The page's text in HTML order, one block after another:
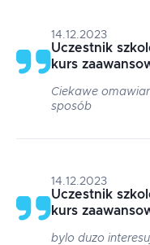
14.12.2023
Uczestnik
kurs
Ciekawe
sposób
14.12.2023
Uczestnik
kurs
bylo duzo